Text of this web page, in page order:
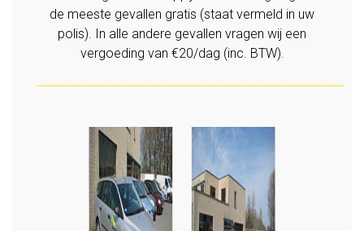
de meeste gevallen gratis (staat vermeld in uw
polis). In alle andere gevallen vragen wij een
vergoeding van €20/dag (inc. BTW).